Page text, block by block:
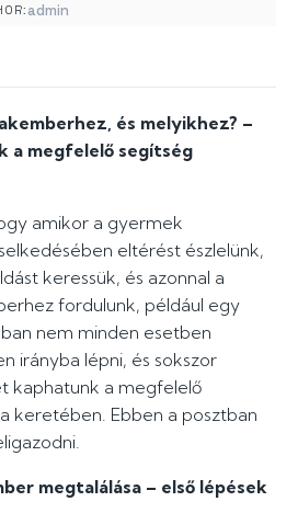
admin
és melyikhez? –
a megfelelő segítség
amikor a gyermek
eltérést észlelünk,
keressük, és azonnal a
fordulunk, például egy
nem minden esetben
irányba lépni, és sokszor
kaphatunk a megfelelő
keretében. Ebben a posztban
megtalálása – első lépések